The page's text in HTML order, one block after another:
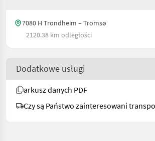
7080 H Trondheim – Tromsø
2120.38 km odległości
Dodatkowe usługi
arkusz danych PDF
Czy są Państwo zainteresowani